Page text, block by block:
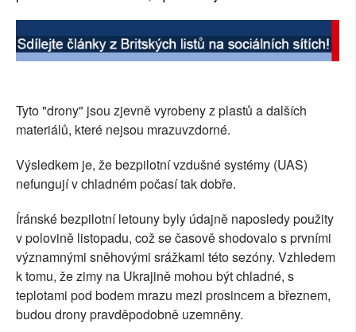
RUBRIKY
PLNÁ VERZE STRÁNEK
Tyto "drony" jsou zjevně vyrobeny z plastů a dalších
materiálů, které nejsou mrazuvzdorné.
Výsledkem je, že bezpilotní vzdušné systémy (UAS)
nefungují v chladném počasí tak dobře.
Íránské bezpilotní letouny byly údajně naposledy použity
v polovině listopadu, což se časově shodovalo s prvními
významnými sněhovými srážkami této sezóny. Vzhledem
k tomu, že zimy na Ukrajině mohou být chladné, s
teplotami pod bodem mrazu mezi prosincem a březnem,
budou drony pravděpodobně uzemněny.